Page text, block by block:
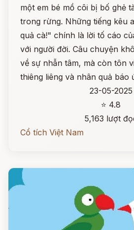
một em bé mồ côi bị bố ghẻ
trong rừng. Những tiếng kêu
quả cà!" chính là lời tố cáo
với người đời. Câu chuyện
về sự nhẫn tâm, mà còn tôn
thiêng liêng và nhân quả báo
23-05-2025
⭐ 4.8
5,163 lượt
Cổ tích Việt Nam